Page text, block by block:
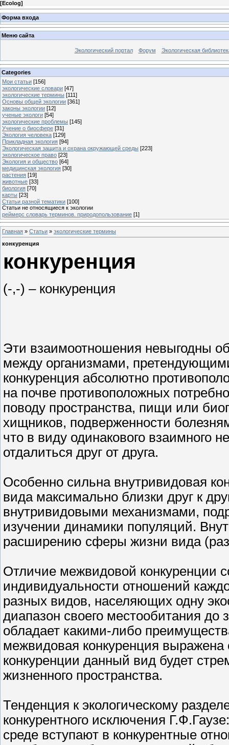
[Ecolog]
Форма входа
Меню сайта
Экологический портал Форум Экологическая
Categories
Мои статьи [156]
экологические словари [47]
экологические термины [111]
Основы общей экологии [361]
законы экологии [12]
ученые экологи [54]
экологические проблемы [145]
Учение о биосфере [31]
Экология человека [129]
Прикладная экология [94]
Экологическая защита и охрана окружающей среды [223]
экологическое право [23]
Экология и общество [64]
медицинская экология [30]
растения [19]
животные [33]
биология [70]
карты [23]
Статьи разной тематики [100]
Статьи не относящиеся к экологии
реймерс словарь терминов. природопользование [1]
Главная » Статьи » экологические термины
конкуренция
конкуренция
(-,-) – конкуренция
Эти взаимоотношения невыгодны
между организмами,
конкуренция абсолютно
на почве противоположных
поводу пространства, пищи или
хищников, подверженности
что в виду одинакового взаимного
отдалиться друг от друга.
Особенно сильна внутривидовая
вида максимально близки друг к
внутривидовыми механизмами,
изучении динамики популяций.
расширению сферы жизни вида
Отличие межвидовой конкуренции
индивидуальности отношений
разных видов, населяющих одну
диапазон своего местообитания
обладает какими-либо
межвидовая конкуренция
конкуренции данный вид будет
жизненного пространства.
Тенденция к экологическому
конкурентного исключения
среде вступают в конкурентные